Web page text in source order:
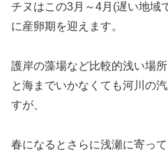
チヌはこの3月～4月(遅い地域
に産卵期を迎えます。
護岸の藻場など比較的浅い場
と海までいかなくても河川の
すが、
春になるとさらに浅瀬に寄っ